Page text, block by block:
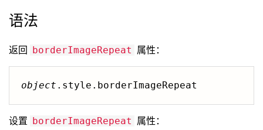
语法
返回 borderImageRepeat 属性：
object .style.borderImageRepeat
设置 borderImageRepeat 属性：